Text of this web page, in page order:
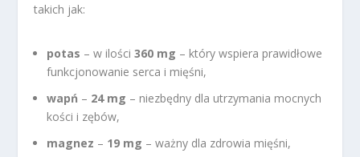
takich jak:
potas – w ilości360 mg – który wspiera prawidłowe
funkcjonowanie serca i mięśni,
wapń – 24 mg – niezbędny dla utrzymania mocnych
kości i zębów,
magnez – 19 mg – ważny dla zdrowia mięśni,